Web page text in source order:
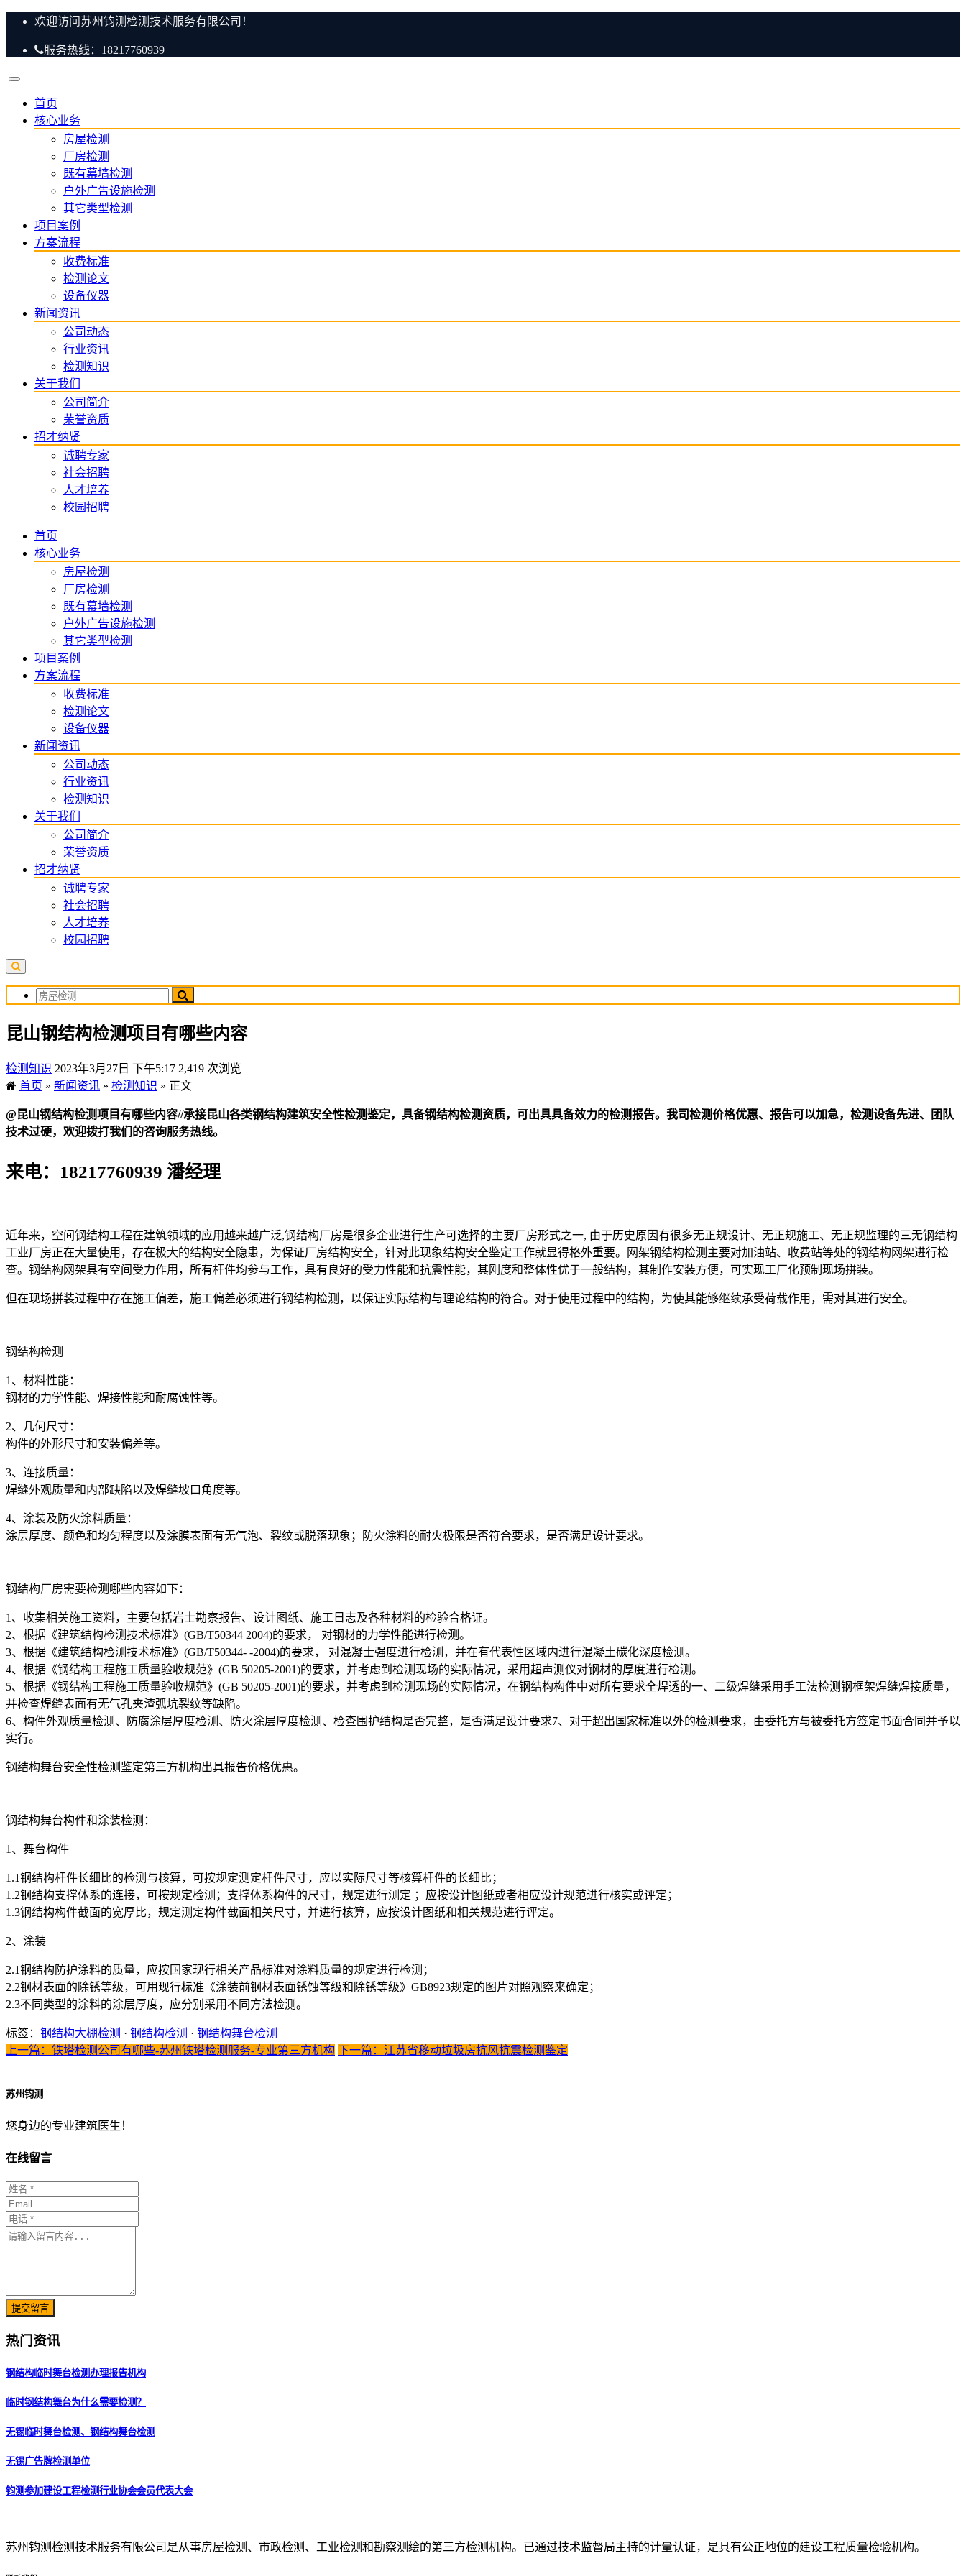
欢迎访问苏州钧测检测技术服务有限公司！
服务热线：18217760939
首页
核心业务
房屋检测
厂房检测
既有幕墙检测
户外广告设施检测
其它类型检测
项目案例
方案流程
收费标准
检测论文
设备仪器
新闻资讯
公司动态
行业资讯
检测知识
关于我们
公司简介
荣誉资质
招才纳贤
诚聘专家
社会招聘
人才培养
校园招聘
首页
核心业务
房屋检测
厂房检测
既有幕墙检测
户外广告设施检测
其它类型检测
项目案例
方案流程
收费标准
检测论文
设备仪器
新闻资讯
公司动态
行业资讯
检测知识
关于我们
公司简介
荣誉资质
招才纳贤
诚聘专家
社会招聘
人才培养
校园招聘
昆山钢结构检测项目有哪些内容
检测知识 2023年3月27日 下午5:17 2,419 次浏览
首页 » 新闻资讯 » 检测知识 » 正文
@昆山钢结构检测项目有哪些内容//承接昆山各类钢结构建筑安全性检测鉴定，具备钢结构检测资质，可出具具备效力的检测报告。我司检测价格优惠、报告可以加急，检测设备先进、团队
技术过硬，欢迎拨打我们的咨询服务热线。
来电：18217760939 潘经理
近年来，空间钢结构工程在建筑领域的应用越来越广泛,钢结构厂房是很多企业进行生产可选择的主要厂房形式之一, 由于历史原因有很多无正规设计、无正规施工、无正规监理的三无钢结构
工业厂房正在大量使用，存在极大的结构安全隐患，为保证厂房结构安全，针对此现象结构安全鉴定工作就显得格外重要。网架钢结构检测主要对加油站、收费站等处的钢结构网架进行检
查。钢结构网架具有空间受力作用，所有杆件均参与工作，具有良好的受力性能和抗震性能，其刚度和整体性优于一般结构，其制作安装方便，可实现工厂化预制现场拼装。
但在现场拼装过程中存在施工偏差，施工偏差必须进行钢结构检测，以保证实际结构与理论结构的符合。对于使用过程中的结构，为使其能够继续承受荷载作用，需对其进行安全。
钢结构检测
1、材料性能：
钢材的力学性能、焊接性能和耐腐蚀性等。
2、几何尺寸：
构件的外形尺寸和安装偏差等。
3、连接质量：
焊缝外观质量和内部缺陷以及焊缝坡口角度等。
4、涂装及防火涂料质量：
涂层厚度、颜色和均匀程度以及涂膜表面有无气泡、裂纹或脱落现象；防火涂料的耐火极限是否符合要求，是否满足设计要求。
钢结构厂房需要检测哪些内容如下：
1、收集相关施工资料，主要包括岩士勘察报告、设计图纸、施工日志及各种材料的检验合格证。
2、根据《建筑结构检测技术标准》(GB/T50344 2004)的要求， 对钢材的力学性能进行检测。
3、根据《建筑结构检测技术标准》(GB/T50344- -2004)的要求， 对混凝士强度进行检测，并在有代表性区域内进行混凝土碳化深度检测。
4、根据《钢结构工程施工质量验收规范》(GB 50205-2001)的要求，并考虑到检测现场的实际情况，采用超声测仪对钢材的厚度进行检测。
5、根据《钢结构工程施工质量验收规范》(GB 50205-2001)的要求，并考虑到检测现场的实际情况，在钢结构构件中对所有要求全焊透的一、二级焊缝采用手工法检测钢框架焊缝焊接质量，
并检查焊缝表面有无气孔夹渣弧坑裂纹等缺陷。
6、构件外观质量检测、防腐涂层厚度检测、防火涂层厚度检测、检查围护结构是否完整，是否满足设计要求7、对于超出国家标准以外的检测要求，由委托方与被委托方签定书面合同并予以
实行。
钢结构舞台安全性检测鉴定第三方机构出具报告价格优惠。
钢结构舞台构件和涂装检测：
1、舞台构件
1.1钢结构杆件长细比的检测与核算，可按规定测定杆件尺寸，应以实际尺寸等核算杆件的长细比；
1.2钢结构支撑体系的连接，可按规定检测；支撑体系构件的尺寸，规定进行测定 ；应按设计图纸或者相应设计规范进行核实或评定；
1.3钢结构构件截面的宽厚比，规定测定构件截面相关尺寸，并进行核算，应按设计图纸和相关规范进行评定。
2、涂装
2.1钢结构防护涂料的质量，应按国家现行相关产品标准对涂料质量的规定进行检测；
2.2钢材表面的除锈等级，可用现行标准《涂装前钢材表面锈蚀等级和除锈等级》GB8923规定的图片对照观察来确定；
2.3不同类型的涂料的涂层厚度，应分别采用不同方法检测。
标签： 钢结构大棚检测 · 钢结构检测 · 钢结构舞台检测
上一篇：铁塔检测公司有哪些-苏州铁塔检测服务-专业第三方机构 下一篇：江苏省移动垃圾房抗风抗震检测鉴定
苏州钧测
您身边的专业建筑医生！
在线留言
提交留言
热门资讯
钢结构临时舞台检测办理报告机构
临时钢结构舞台为什么需要检测？
无锡临时舞台检测、钢结构舞台检测
无锡广告牌检测单位
钧测参加建设工程检测行业协会会员代表大会
苏州钧测检测技术服务有限公司是从事房屋检测、市政检测、工业检测和勘察测绘的第三方检测机构。已通过技术监督局主持的计量认证，是具有公正地位的建设工程质量检验机构。